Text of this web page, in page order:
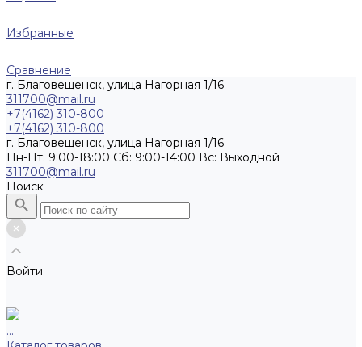
Избранные
Сравнение
г. Благовещенск, улица Нагорная 1/16
311700@mail.ru
+7(4162) 310-800
+7(4162) 310-800
г. Благовещенск, улица Нагорная 1/16
Пн-Пт: 9:00-18:00 Cб: 9:00-14:00 Вс: Выходной
311700@mail.ru
Поиск
Войти
...